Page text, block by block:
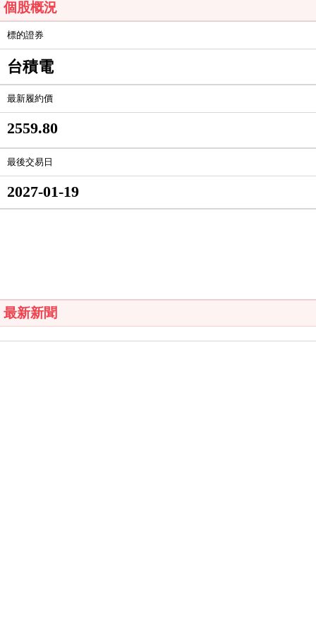
個股概況
標的證券
台積電
最新履約價
2559.80
最後交易日
2027-01-19
最新新聞